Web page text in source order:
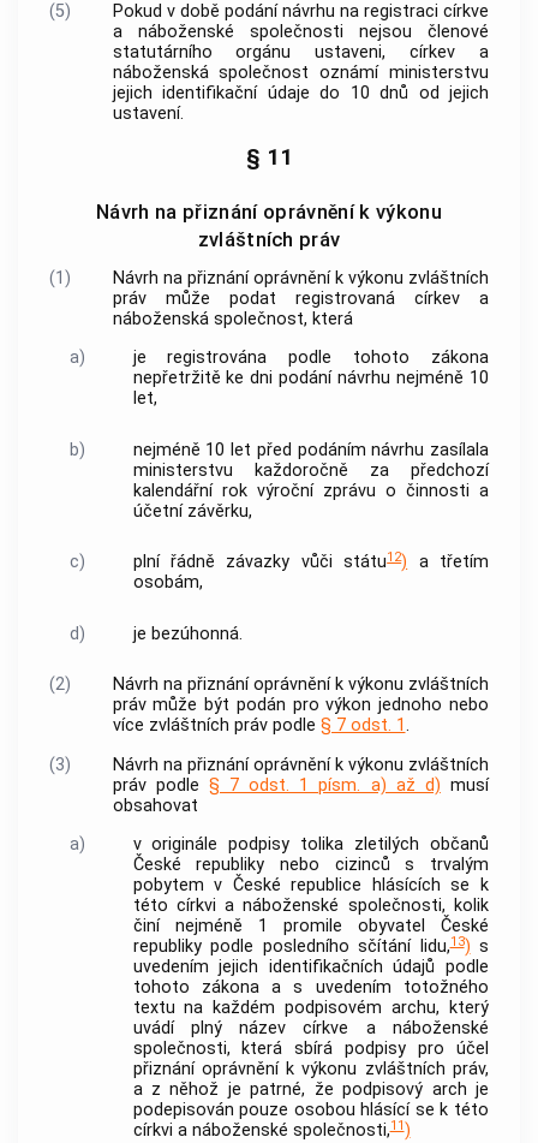
(5)
Pokud v době podání návrhu na registraci církve
a náboženské společnosti nejsou členové
statutárního orgánu ustaveni,církev a
náboženská společnost oznámí ministerstvu
jejich identifikační údaje do 10 dnů od jejich
ustavení.
§ 11
Návrh na přiznání oprávnění k výkonu
zvláštních práv
(1)
Návrh na přiznání oprávnění k výkonu zvláštních
práv může podat registrovaná církev a
náboženská společnost, která
a)
je registrována podle tohoto zákona
nepřetržitě ke dni podání návrhu nejméně 10
let,
b)
nejméně 10 let před podáním návrhu zasílala
ministerstvu každoročně za předchozí
kalendářní rok výroční zprávu o činnosti a
účetní závěrku,
c) plní řádně závazky vůči státu12) a třetím
osobám,
d) je bezúhonná.
(2)
Návrh na přiznání oprávnění k výkonu zvláštních
práv může být podán pro výkon jednoho nebo
více zvláštních práv podle § 7 odst. 1.
(3)
Návrh na přiznání oprávnění k výkonu zvláštních
práv podle § 7 odst. 1 písm. a) až d) musí
obsahovat
a)
v originále podpisy tolika zletilých občanů
České republiky nebo cizinců s trvalým
pobytem v České republice hlásících se k
této církvi a náboženské společnosti, kolik
činí nejméně 1 promile obyvatel České
republiky podle posledního sčítání lidu,13) s
uvedením jejich identifikačních údajů podle
tohoto zákona a s uvedením totožného
textu na každém podpisovém archu, který
uvádí plný názevcírkve a náboženské
společnosti, která sbírá podpisy pro účel
přiznání oprávnění k výkonu zvláštních práv,
a z něhož je patrné, že podpisový arch je
podepisován pouze osobou hlásící se k této
církvi a náboženské společnosti,11)